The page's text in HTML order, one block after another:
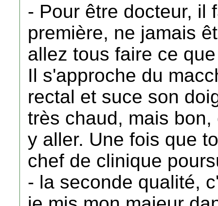
- Pour être docteur, il
première, ne jamais
allez tous faire ce
Il s'approche du
rectal et suce son
très chaud, mais
y aller. Une fois que
chef de clinique
- la seconde qualité,